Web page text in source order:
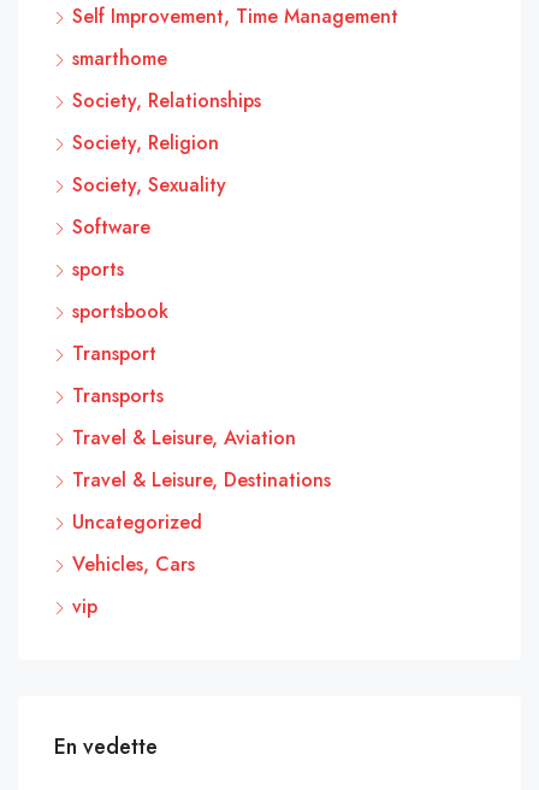
Self Improvement, Time Management
smarthome
Society, Relationships
Society, Religion
Society, Sexuality
Software
sports
sportsbook
Transport
Transports
Travel & Leisure, Aviation
Travel & Leisure, Destinations
Uncategorized
Vehicles, Cars
vip
En vedette